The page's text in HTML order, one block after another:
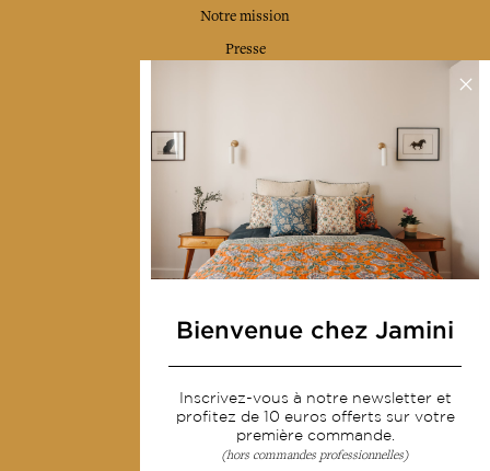
Notre mission
Presse
Collections
Déco & Linge de maison
Linge de table
Sacs & pochettes
Livraison & retour
CGV
Bienvenue chez Jamini
Inscrivez-vous à notre newsletter et
profitez de 10 euros offerts sur votre
première commande.
(hors commandes professionnelles)